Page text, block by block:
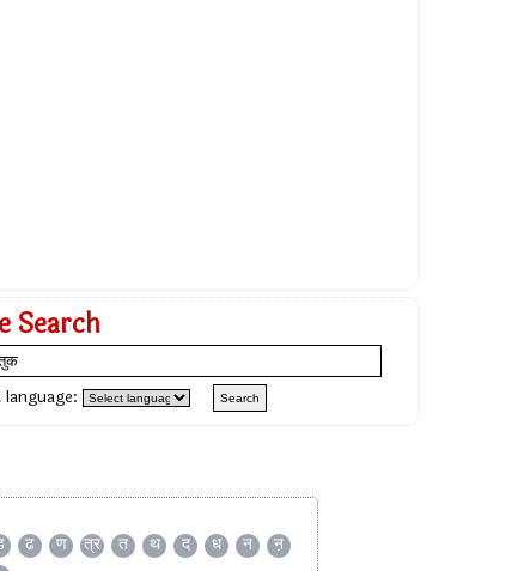
Search
ढ ण त्र त थ द ध न
ऩ